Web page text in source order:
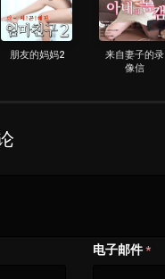
朋友的妈妈2
来自妻子的录
像信
电子邮件 *